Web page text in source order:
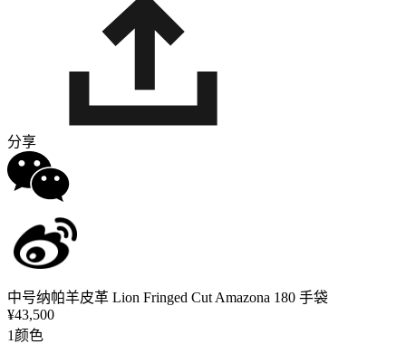
分享
中号纳帕羊皮革 Lion Fringed Cut Amazona 180 手袋
¥43,500
1颜色